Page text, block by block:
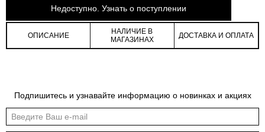
Недоступно. Узнать о поступлении
арт: 4-15407_70482-167
Обмеры изделия Таблица размеров
ОПИСАНИЕ
НАЛИЧИЕ В
МАГАЗИНАХ
ДОСТАВКА И ОПЛАТА
Подпишитесь и узнавайте информацию о новинках и акциях